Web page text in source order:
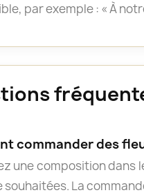
par exemple : « À
commander des
une composition dans
souhaitées. La